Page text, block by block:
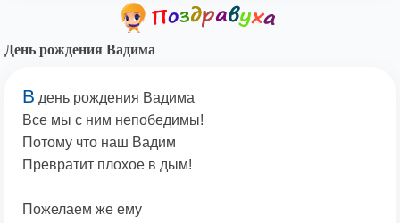
День рождения Вадима
В день рождения Вадима
Все мы с ним непобедимы!
Потому что наш Вадим
Превратит плохое в дым!
Пожелаем же ему